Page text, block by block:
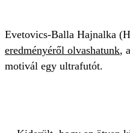
Evetovics-Balla Hajnalka
eredményéről olvashatunk,
motivál egy ultrafutót.